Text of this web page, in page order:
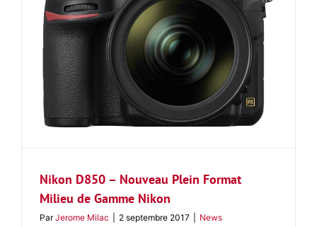
Nikon D850 – Nouveau Plein Format
Milieu de Gamme Nikon
ParJerome Milac 2 septembre 2017 News